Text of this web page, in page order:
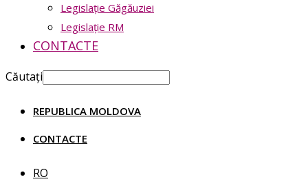
Legislație Găgăuziei
Legislație RM
CONTACTE
Căutați
REPUBLICA MOLDOVA
CONTACTE
RO